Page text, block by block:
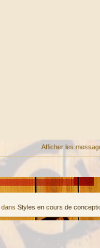
Afficher les
Styles en cours de